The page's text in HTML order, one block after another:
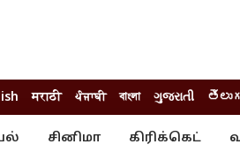
मराठी ਪੰਜਾਬੀ বাংলা ગુજરાતી
சினிமா கிரிக்கெட்